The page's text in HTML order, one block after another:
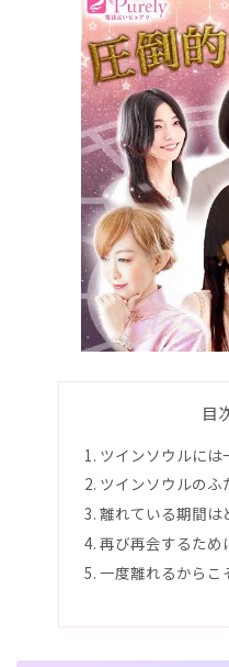
目
ツインソウルには
ツインソウルのふ
離れている期間は
再び再会するため
一度離れるからこ